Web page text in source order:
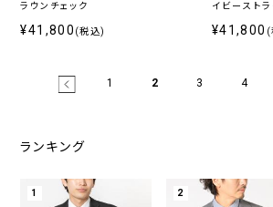
ラウンチェック
¥41,800 (税込)
イビーストラ
¥41,800 (
1 2 3 4
ランキング
1 2